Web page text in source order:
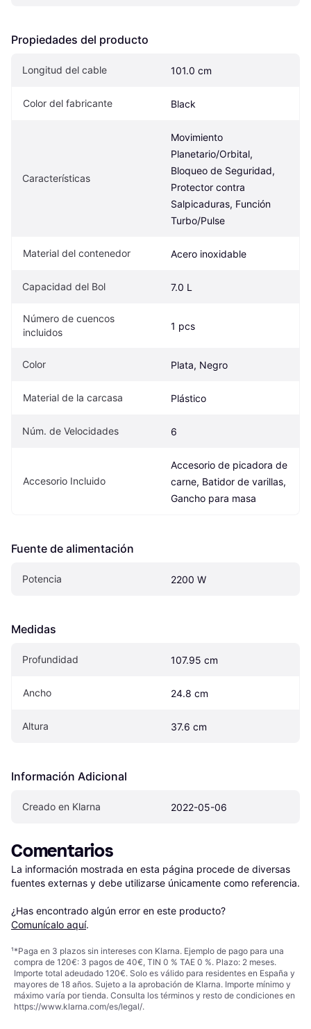
Propiedades del producto
Longitud del cable 101.0 cm
Color del fabricante Black
Características
Movimiento
Planetario/Orbital,
Bloqueo de Seguridad,
Protector contra
Salpicaduras, Función
Turbo/Pulse
Material del contenedor Acero inoxidable
Capacidad del Bol 7.0 L
Número de cuencos
incluidos
1 pcs
Color Plata, Negro
Material de la carcasa Plástico
Núm. de Velocidades 6
Accesorio Incluido
Accesorio de picadora de
carne, Batidor de varillas,
Gancho para masa
Fuente de alimentación
Potencia 2200 W
Medidas
Profundidad 107.95 cm
Ancho 24.8 cm
Altura 37.6 cm
Información Adicional
Creado en Klarna 2022-05-06
Comentarios
La información mostrada en esta página procede de diversas
fuentes externas y debe utilizarse únicamente como referencia.
¿Has encontrado algún error en este producto?
Comunícalo aquí.
¹*Paga en 3 plazos sin intereses con Klarna. Ejemplo de pago para una
compra de 120€: 3 pagos de 40€, TIN 0 % TAE 0 %. Plazo: 2 meses.
Importe total adeudado 120€. Solo es válido para residentes en España y
mayores de 18 años. Sujeto a la aprobación de Klarna. Importe mínimo y
máximo varía por tienda. Consulta los términos y resto de condiciones en
https://www.klarna.com/es/legal/.